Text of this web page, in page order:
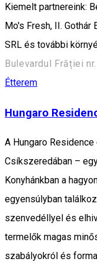
Kiemelt partnereink:
Mo's Fresh, II. Gothár
SRL és további
Bulevardul Frăției
Étterem
Hungaro
A Hungaro
Csíkszeredában –
Konyhánkban a
egyensúlyban
szenvedéllyel és
termelők magas
szabályokról és